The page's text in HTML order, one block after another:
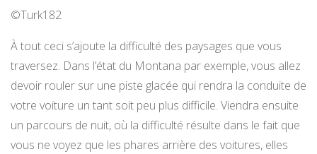
©Turk182
À tout ceci s’ajoute la difficulté des paysages que vous
traversez. Dans l’état du Montana par exemple, vous allez
devoir rouler sur une piste glacée qui rendra la conduite de
votre voiture un tant soit peu plus difficile. Viendra ensuite
un parcours de nuit, où la difficulté résulte dans le fait que
vous ne voyez que les phares arrière des voitures, elles